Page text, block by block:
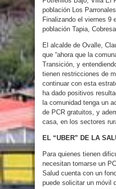
población Los
Finalizando el viernes 9
población Tapia,
El alcalde de Ovalle,
que “ahora que la
Transición, y
tienen restricciones de
continuar con esta
ha dado positivos
la comunidad tenga un
de PCR gratuitos, y
casa, en los sectores
EL “UBER” DE LA
Para quienes tienen
necesitan tomarse un
Salud cuenta con un
puede solicitar un móvil